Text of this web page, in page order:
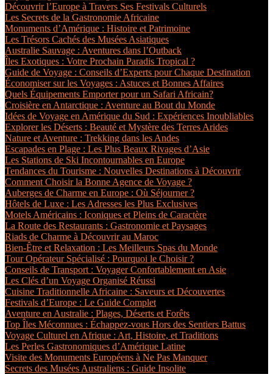
Découvrir l’Europe à Travers Ses Festivals Culturels
Les Secrets de la Gastronomie Africaine
Monuments d’Amérique : Histoire et Patrimoine
Les Trésors Cachés des Musées Asiatiques
Australie Sauvage : Aventures dans l’Outback
Îles Exotiques : Votre Prochain Paradis Tropical ?
Guide de Voyage : Conseils d’Experts pour Chaque Destination
Économiser sur les Voyages : Astuces et Bonnes Affaires
Quels Équipements Emporter pour un Safari Africain?
Croisière en Antarctique : Aventure au Bout du Monde
Idées de Voyage en Amérique du Sud : Expériences Inoubliables
Explorer les Déserts : Beauté et Mystère des Terres Arides
Nature et Aventure : Trekking dans les Andes
Escapades en Plage : Les Plus Beaux Rivages d’Asie
Les Stations de Ski Incontournables en Europe
Tendances du Tourisme : Nouvelles Destinations à Découvrir
Comment Choisir la Bonne Agence de Voyage ?
Auberges de Charme en Europe : Où Séjourner ?
Hôtels de Luxe : Les Adresses les Plus Exclusives
Motels Américains : Iconiques et Pleins de Caractère
La Route des Restaurants : Gastronomie et Paysages
Riads de Charme à Découvrir au Maroc
Bien-Être et Relaxation : Les Meilleurs Spas du Monde
Tour Opérateur Spécialisé : Pourquoi le Choisir ?
Conseils de Transport : Voyager Confortablement en Asie
Les Clés d’un Voyage Organisé Réussi
Cuisine Traditionnelle Africaine : Saveurs et Découvertes
Festivals d’Europe : Le Guide Complet
Aventure en Australie : Plages, Déserts et Forêts
Top Îles Méconnues : Échappez-vous Hors des Sentiers Battus
Voyage Culturel en Afrique : Art, Histoire, et Traditions
Les Perles Gastronomiques d’Amérique Latine
Visite des Monuments Européens à Ne Pas Manquer
Secrets des Musées Australiens : Guide Insolite